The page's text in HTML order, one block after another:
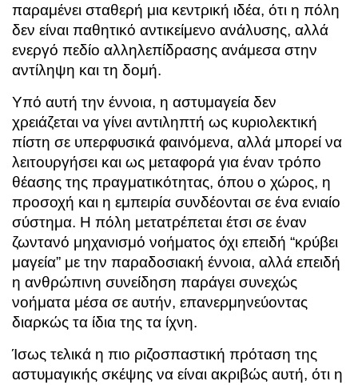
παραμένει σταθερή μια κεντρική ιδέα, ότι η πόλη
δεν είναι παθητικό αντικείμενο ανάλυσης, αλλά
ενεργό πεδίο αλληλεπίδρασης ανάμεσα στην
αντίληψη και τη δομή.
Υπό αυτή την έννοια, η αστυμαγεία δεν
χρειάζεται να γίνει αντιληπτή ως κυριολεκτική
πίστη σε υπερφυσικά φαινόμενα, αλλά μπορεί να
λειτουργήσει και ως μεταφορά για έναν τρόπο
θέασης της πραγματικότητας, όπου ο χώρος, η
προσοχή και η εμπειρία συνδέονται σε ένα ενιαίο
σύστημα. Η πόλη μετατρέπεται έτσι σε έναν
ζωντανό μηχανισμό νοήματος όχι επειδή “κρύβει
μαγεία” με την παραδοσιακή έννοια, αλλά επειδή
η ανθρώπινη συνείδηση παράγει συνεχώς
νοήματα μέσα σε αυτήν, επανερμηνεύοντας
διαρκώς τα ίδια της τα ίχνη.
Ίσως τελικά η πιο ριζοσπαστική πρόταση της
αστυμαγικής σκέψης να είναι ακριβώς αυτή, ότι η